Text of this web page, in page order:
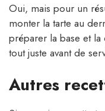
Oui, mais pour un
monter la tarte au
préparer la base et la
tout juste avant de
Autres